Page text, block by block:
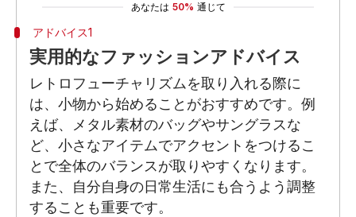
あなたは 50% 通じて
アドバイス1
実用的なファッションアドバイス
レトロフューチャリズムを取り入れる際に
は、小物から始めることがおすすめです。例
えば、メタル素材のバッグやサングラスな
ど、小さなアイテムでアクセントをつけるこ
とで全体のバランスが取りやすくなります。
また、自分自身の日常生活にも合うよう調整
することも重要です。